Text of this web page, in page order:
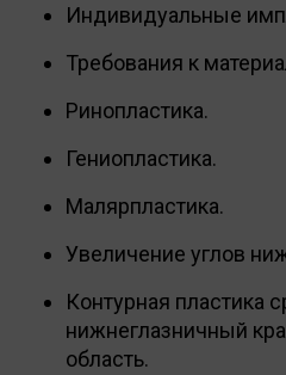
Индивидуальные
Требования к
Ринопластика.
Гениопластика.
Малярпластика.
Увеличение углов
Контурная пластика
нижнеглазничный
область.